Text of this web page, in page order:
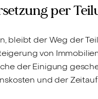
per
bleibt der Weg der
von
der Einigung
und der